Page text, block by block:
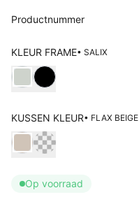
Designers
Prijscatalogi
Flagship stores
Contact
Productnummer
KLEUR FRAME• SALIX
Kies Kleur frame
KUSSEN KLEUR• FLAX BEIGE
Kies Kussen kleur
Op voorraad